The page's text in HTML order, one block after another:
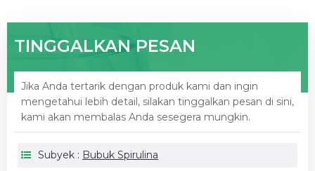
TINGGALKAN PESAN
Jika Anda tertarik dengan produk kami dan ingin
mengetahui lebih detail, silakan tinggalkan pesan di sini,
kami akan membalas Anda sesegera mungkin.
Subyek : Bubuk Spirulina